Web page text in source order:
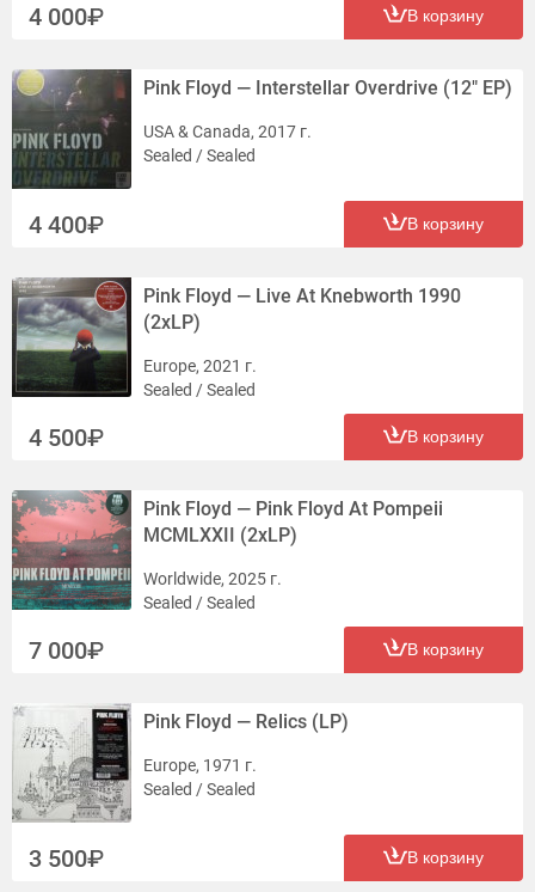
4 000 В корзину
Pink Floyd — Interstellar Overdrive (12" EP)
USA & Canada, 2017 г.
Sealed / Sealed
4 400 В корзину
Pink Floyd — Live At Knebworth 1990
(2xLP)
Europe, 2021 г.
Sealed / Sealed
4 500 В корзину
Pink Floyd — Pink Floyd At Pompeii
MCMLXXII (2xLP)
Worldwide, 2025 г.
Sealed / Sealed
7 000 В корзину
Pink Floyd — Relics (LP)
Europe, 1971 г.
Sealed / Sealed
3 500 В корзину